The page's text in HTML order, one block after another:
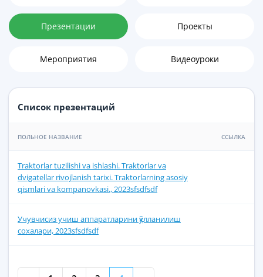
Презентации Проекты
Мероприятия Видеоуроки
Список презентаций
ПОЛЬНОЕ НАЗВАНИЕ ССЫЛКА
Traktorlar tuzilishi va ishlashi. Traktorlar va
dvigatellar rivojlanish tarixi. Traktorlarning asosiy
qismlari va kompanovkasi., 2023sfsdfsdf
Учувчисиз учиш аппаратларини қўлланилиш
сохалари, 2023sfsdfsdf